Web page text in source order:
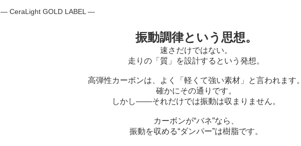
― CeraLight GOLD LABEL ―
振動調律という思想。
速さだけではない。
走りの「質」を設計するという発想。
高弾性カーボンは、よく「軽くて強い素材」と言われます。
確かにその通りです。
しかし――それだけでは振動は収まりません。
カーボンが“バネ”なら、
振動を収める“ダンパー”は樹脂です。